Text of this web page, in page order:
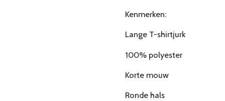
Kenmerken:
Lange T-shirtjurk
100% polyester
Korte mouw
Ronde hals